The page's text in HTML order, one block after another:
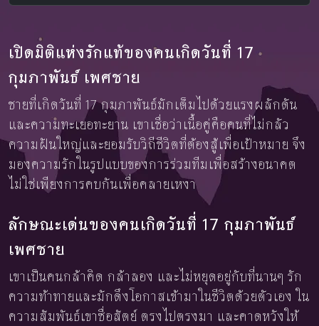
เปิดมิติแห่งรักแท้ของคนเกิดวันที่ 17
กุมภาพันธ์ เพศชาย
ชายที่เกิดวันที่ 17 กุมภาพันธ์มักเต็มไปด้วยแรงผลักดัน
และความทะเยอทะยาน เขาเชื่อว่าเนื้อคู่คือคนที่ไม่กลัว
ความฝันใหญ่และยอมรับวิถีชีวิตที่ต้องสู้เพื่อเป้าหมาย จึง
มองความรักในรูปแบบของการร่วมทีมเพื่อสร้างอนาคต
ไม่ใช่เพียงการคบกันเพื่อคลายเหงา
ลักษณะเด่นของคนเกิดวันที่ 17 กุมภาพันธ์
เพศชาย
เขาเป็นคนกล้าคิด กล้าลอง และไม่หยุดอยู่กับที่นานๆ รัก
ความท้าทายและมักดึงโอกาสเข้ามาในชีวิตด้วยตัวเอง ใน
ความสัมพันธ์เขาซื่อสัตย์ ตรงไปตรงมา และคาดหวังให้